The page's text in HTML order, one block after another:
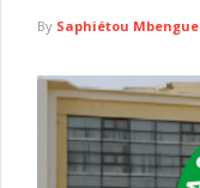
By Saphiétou Mbengue